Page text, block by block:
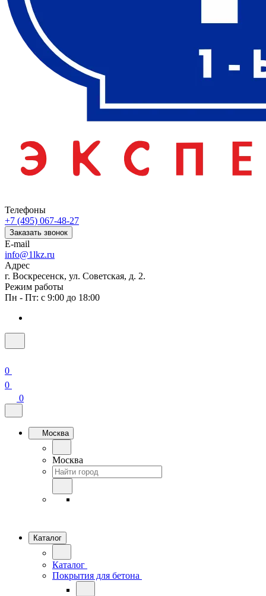
Телефоны
+7 (495) 067-48-27
Заказать звонок
E-mail
info@1lkz.ru
Адрес
г. Воскресенск, ул. Советская, д. 2.
Режим работы
Пн - Пт: с 9:00 до 18:00
0
0
0
Москва
Москва
Каталог
Каталог
Покрытия для бетона